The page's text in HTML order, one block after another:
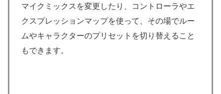
マイクミックスを変更したり、コントローラやエ
クスプレッションマップを使って、その場でルー
ムやキャラクターのプリセットを切り替えること
もできます。